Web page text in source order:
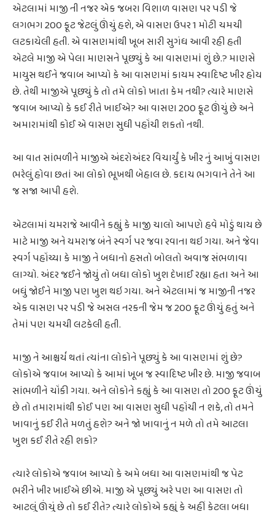
એટલામાં માજી ની નજર એક જબરા વિશાળ વાસણ પર પડી જે
લગભગ 200 ફૂટ જેટલું ઊંચું હશે, એ વાસણ ઉપર 1 મોટી ચમચી
લટકાયેલી હતી. એ વાસણમાંથી ખૂબ સારી સુગંધ આવી રહી હતી
એટલે માજી એ પેલા માણસને પૂછ્યું કે આ વાસણમાં શું છે.? માણસે
માયુસ થઈને જવાબ આપ્યો કે આ વાસણમાં કાયમ સ્વાદિષ્ટ ખીર હોય
છે. તેથી માજીએ પૂછ્યું કે તો તમે લોકો ખાતા કેમ નથી? ત્યારે માણસે
જવાબ આપ્યો કે કઈ રીતે ખાઈએ? આ વાસણ 200 ફૂટ ઊંચું છે અને
અમારામાંથી કોઈ એ વાસણ સુધી પહોંચી શકતો નથી.
આ વાત સાંભળીને માજીએ અંદરોઅંદર વિચાર્યું કે ખીર નું આખું વાસણ
ભરેલું હોવા છતાં આ લોકો ભૂખથી બેહાલ છે. કદાચ ભગવાને તેને આ
જ સજા આપી હશે.
એટલામાં યમરાજે આવીને કહ્યું કે માજી ચાલો આપણે હવે મોડું થાય છે
માટે માજી અને યમરાજ બંને સ્વર્ગ પર જવા રવાના થઇ ગયા. અને જેવા
સ્વર્ગ પહોંચ્યા કે માજી ને બધાનો હસતો બોલતો અવાજ સંભળાવા
લાગ્યો. અંદર જઈને જોયું તો બધા લોકો ખુશ દેખાઈ રહ્યા હતા અને આ
બધું જોઈને માજી પણ ખુશ થઇ ગયા. અને એટલામાં જ માજીની નજર
એક વાસણ પર પડી જે અસલ નરકની જેમ જ 200 ફૂટ ઊંચું હતું અને
તેમાં પણ ચમચી લટકેલી હતી.
માજી ને આશ્ચર્ય થતાં ત્યાંના લોકોને પૂછ્યું કે આ વાસણમાં શું છે?
લોકોએ જવાબ આપ્યો કે આમાં ખૂબ જ સ્વાદિષ્ટ ખીર છે. માજી જવાબ
સાંભળીને ચોંકી ગયા. અને લોકોને કહ્યું કે આ વાસણ તો 200 ફૂટ ઊંચું
છે તો તમારામાંથી કોઈ પણ આ વાસણ સુધી પહોંચી ન શકે, તો તમને
ખાવાનું કઈ રીતે મળતું હશે? અને જો ખાવાનું ન મળે તો તમે આટલા
ખુશ કઈ રીતે રહી શકો?
ત્યારે લોકોએ જવાબ આપ્યો કે અમે બધા આ વાસણમાંથી જ પેટ
ભરીને ખીર ખાઈએ છીએ. માજી એ પૂછ્યું અરે પણ આ વાસણ તો
આટલું ઊંચું છે તો કઈ રીતે? ત્યારે લોકોએ કહ્યું કે અહીં કેટલા બધા